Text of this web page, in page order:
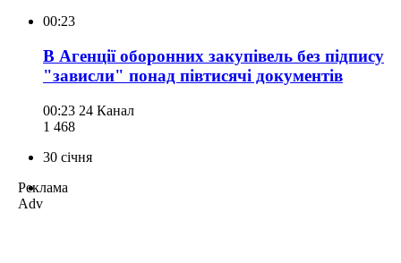
00:23
В Агенції оборонних закупівель без підпису
"зависли" понад півтисячі документів
00:23 24 Канал
1 468
30 січня
Реклама
Adv